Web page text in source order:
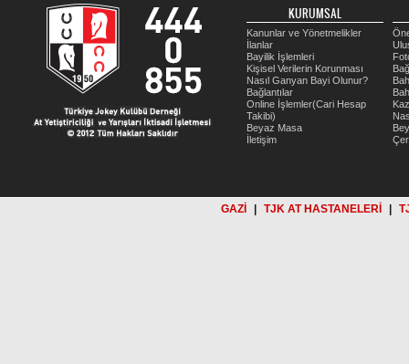
KURUMSAL
Kanunlar ve Yönetmelikler
İlanlar
Bayilik İşlemleri
Kişisel Verilerin Korunması
Nasıl Ganyan Bayi Olunur?
Bağlantılar
Online İşlemler(Cari Hesap
Takibi)
Beyaz Masa
İletişim
GAZİ TJK AT HASTANELERİ